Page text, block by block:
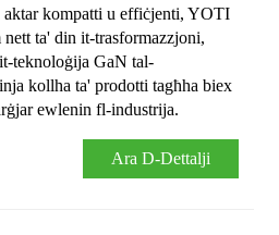
aktar kompatti u effiċjenti, YOTI
ta' din it-trasformazzjoni,
teknoloġija GaN tal-
kollha ta' prodotti tagħha biex
ewlenin fl-industrija.
Ara D-Dettalji